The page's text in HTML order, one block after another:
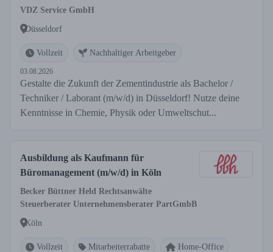
vergleichbaren Ausbildung
VDZ Service GmbH
Düsseldorf
Vollzeit Nachhaltiger Arbeitgeber
03.08.2026
Gestalte die Zukunft der Zementindustrie als Bachelor /
Techniker / Laborant (m/w/d) in Düsseldorf! Nutze deine
Kenntnisse in Chemie, Physik oder Umweltschut...
Ausbildung als Kaufmann für
Büromanagement (m/w/d) in Köln
Becker Büttner Held Rechtsanwälte
Steuerberater Unternehmensberater PartGmbB
Köln
Vollzeit Mitarbeiterrabatte Home-Office